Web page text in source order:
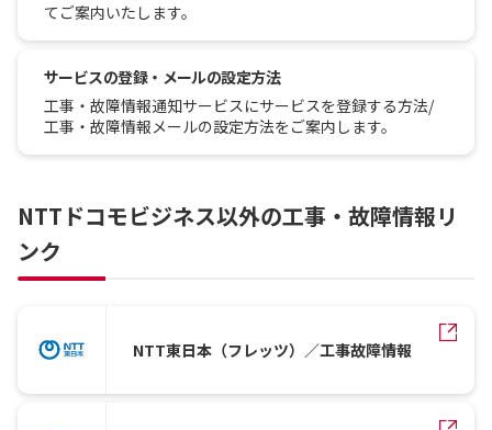
てご案内いたします。
サービスの登録・メールの設定方法
工事・故障情報通知サービスにサービスを登録する方法/
工事・故障情報メールの設定方法をご案内します。
NTTドコモビジネス以外の工事・故障情報リ
ンク
NTT東日本（フレッツ）／工事故障情報